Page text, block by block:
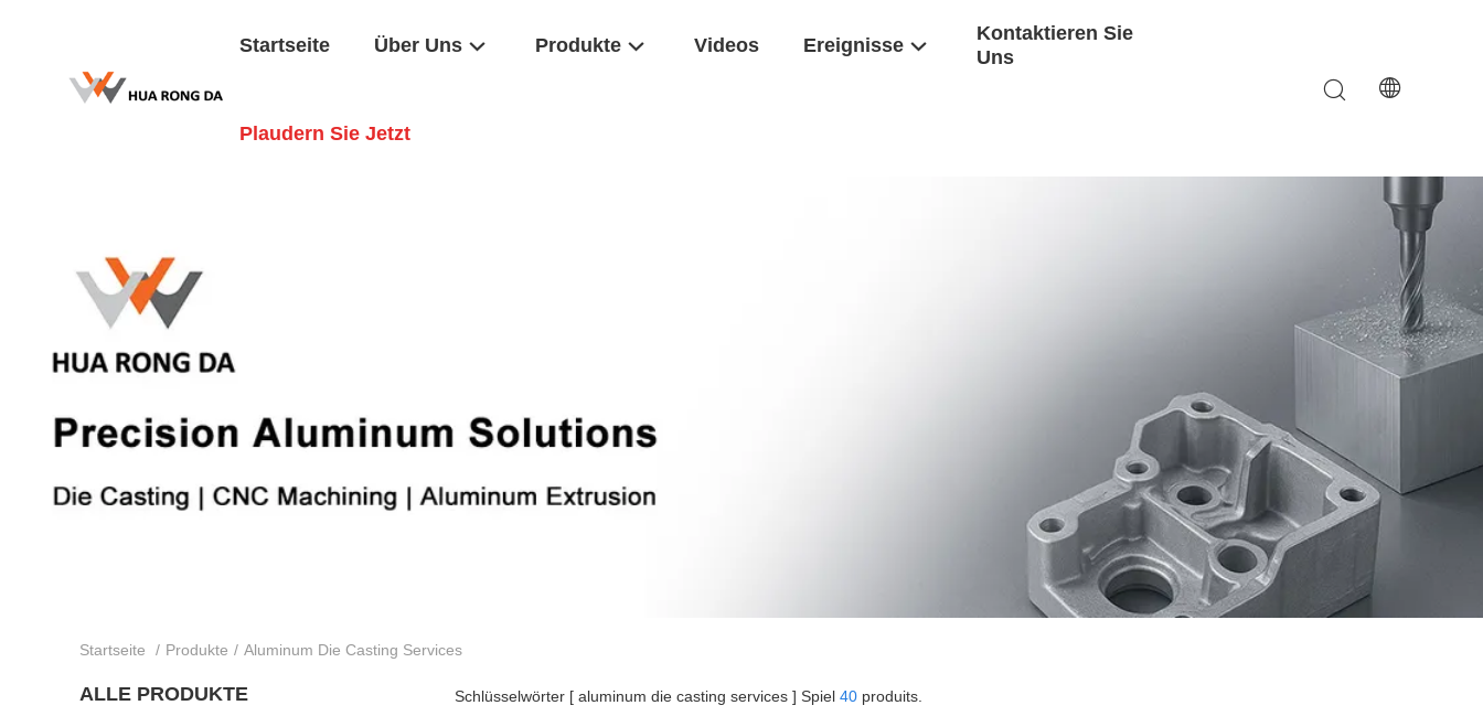
Startseite Über Uns Produkte Videos Ereignisse
Kontaktieren Sie
Uns
Plaudern Sie Jetzt
Startseite / Produkte / Aluminum Die Casting Services
ALLE PRODUKTE Schlüsselwörter [ aluminum die casting services ] Spiel 40 produits.